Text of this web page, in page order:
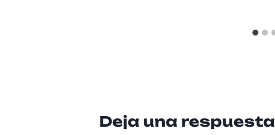
Deja una respuesta